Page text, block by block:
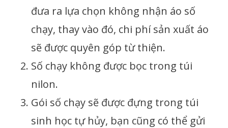
đưa ra lựa chọn không nhận áo số
chạy, thay vào đó, chi phí sản xuất áo
sẽ được quyên góp từ thiện.
Số chạy không được bọc trong túi
nilon.
Gói số chạy sẽ được đựng trong túi
sinh học tự hủy, bạn cũng có thể gửi